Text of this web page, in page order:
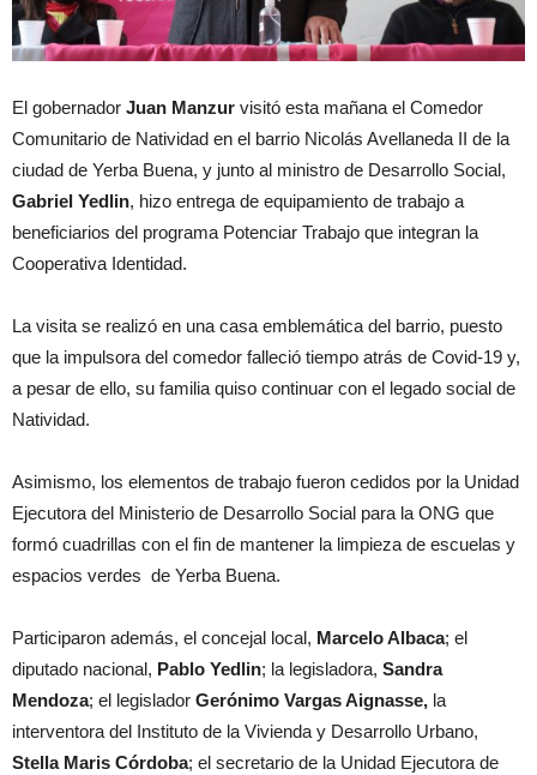
El gobernador Juan Manzur visitó esta mañana el Comedor
Comunitario de Natividad en el barrio Nicolás Avellaneda II de la
ciudad de Yerba Buena, y junto al ministro de Desarrollo Social,
Gabriel Yedlin, hizo entrega de equipamiento de trabajo a
beneficiarios del programa Potenciar Trabajo que integran la
Cooperativa Identidad.
La visita se realizó en una casa emblemática del barrio, puesto
que la impulsora del comedor falleció tiempo atrás de Covid-19 y,
a pesar de ello, su familia quiso continuar con el legado social de
Natividad.
Asimismo, los elementos de trabajo fueron cedidos por la Unidad
Ejecutora del Ministerio de Desarrollo Social para la ONG que
formó cuadrillas con el fin de mantener la limpieza de escuelas y
espacios verdes de Yerba Buena.
Participaron además, el concejal local, Marcelo Albaca; el
diputado nacional, Pablo Yedlin; la legisladora, Sandra
Mendoza; el legislador Gerónimo Vargas Aignasse, la
interventora del Instituto de la Vivienda y Desarrollo Urbano,
Stella Maris Córdoba; el secretario de la Unidad Ejecutora de